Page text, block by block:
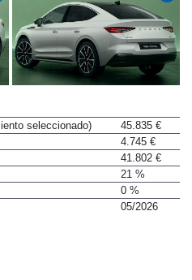
seleccionado)
45.835 €
4.745 €
41.802 €
21 %
0 %